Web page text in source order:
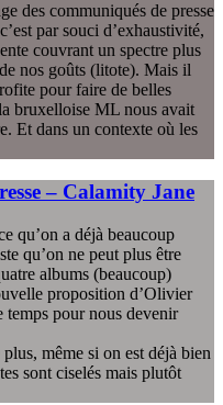
des communiqués de presse
par souci d’exhaustivité,
couvrant un spectre plus
nos goûts (litote). Mais il
pour faire de belles
bruxelloise ML nous avait
Et dans un contexte où les
– Calamity Jane
qu’on a déjà beaucoup
qu’on ne peut plus être
albums (beaucoup)
proposition d’Olivier
temps pour nous devenir
même si on est déjà bien
sont ciselés mais plutôt